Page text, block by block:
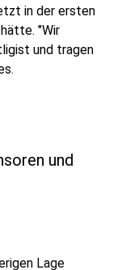
in der ersten
"Wir
und tragen
und
Lage